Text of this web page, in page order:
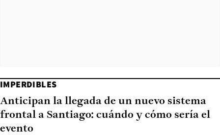
IMPERDIBLES
Anticipan la llegada de un nuevo sistema
frontal a Santiago: cuándo y cómo sería el
evento